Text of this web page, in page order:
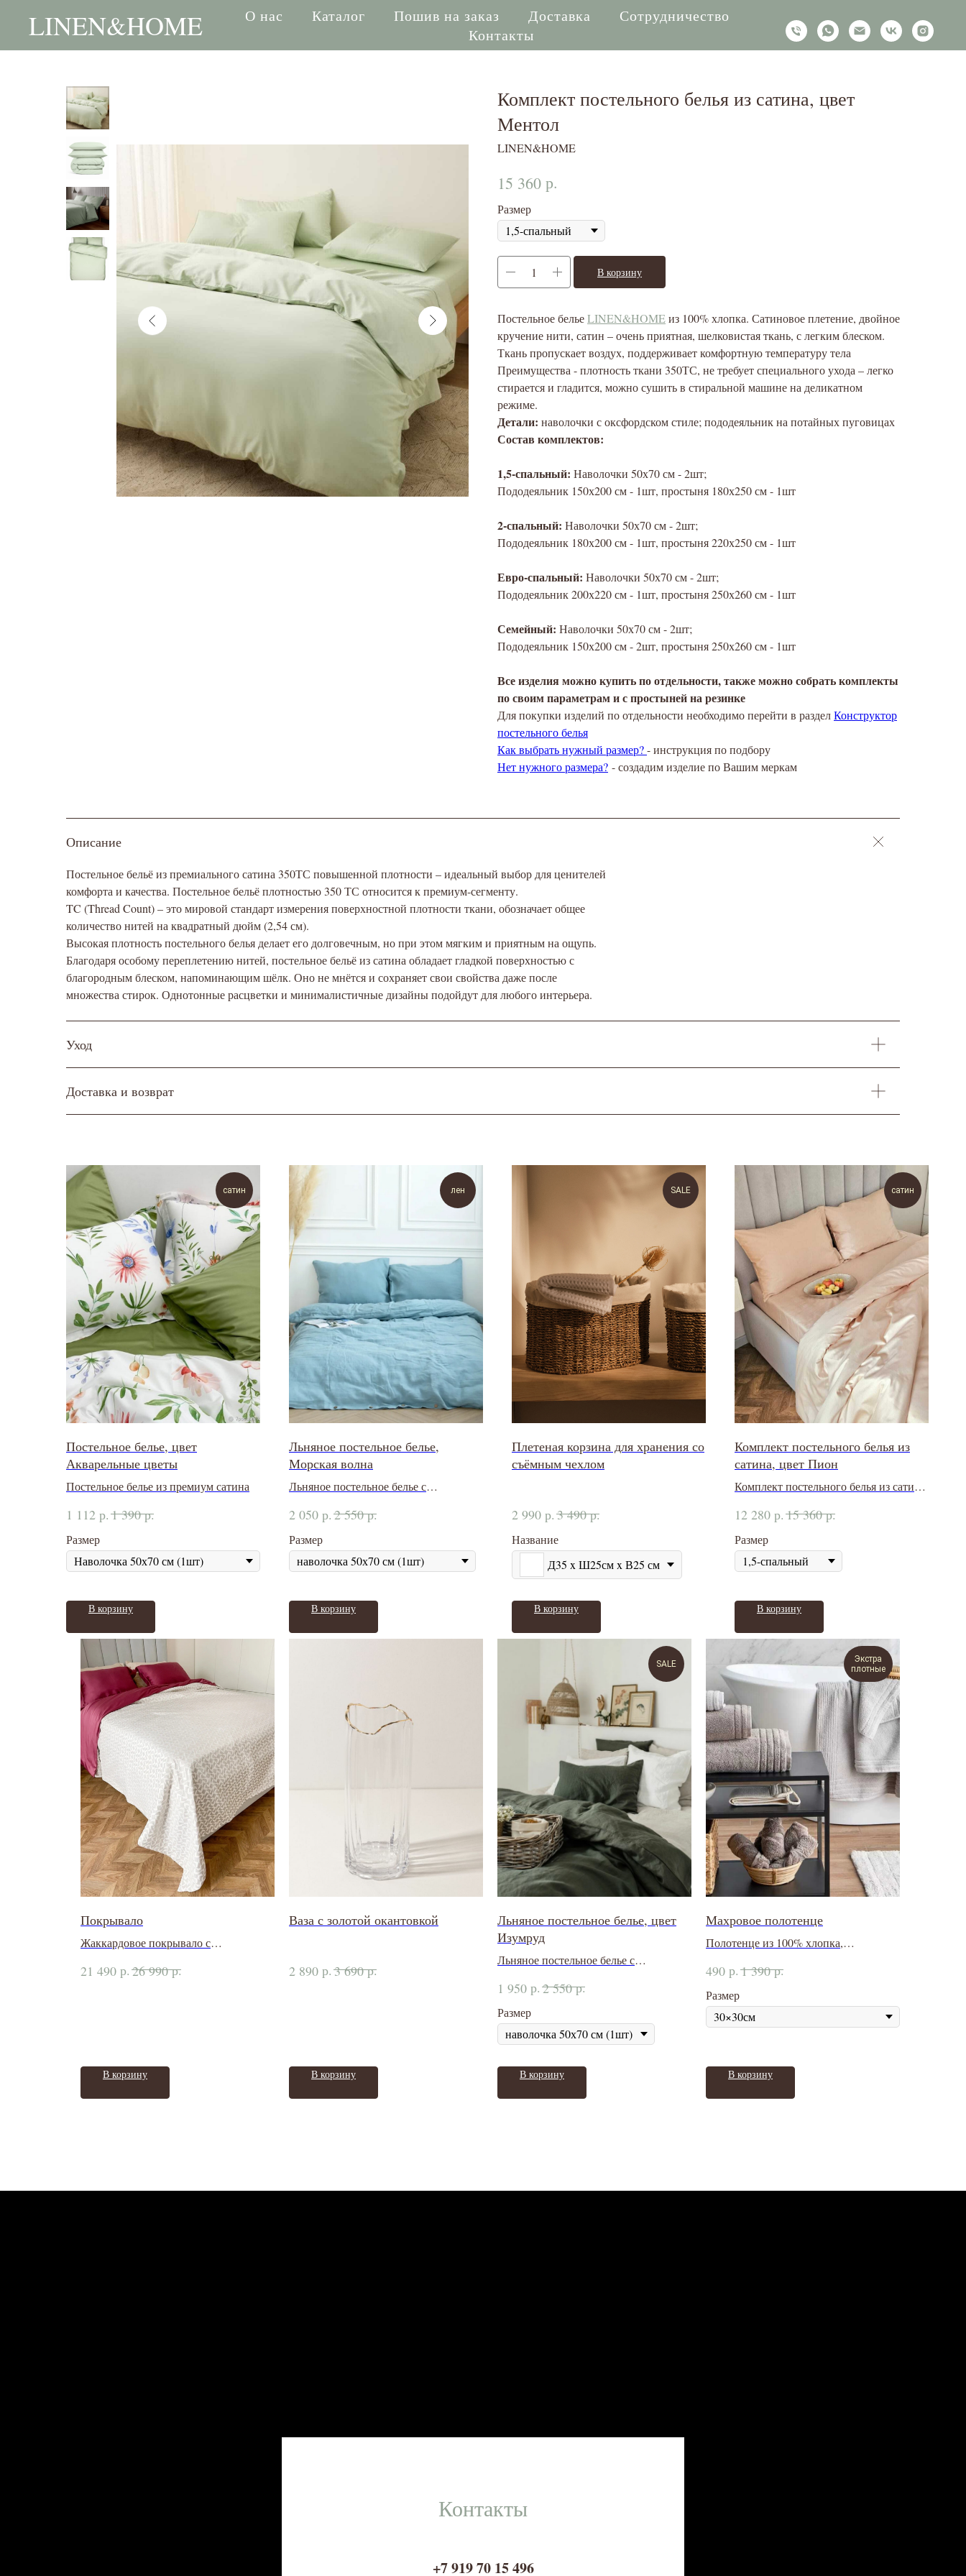
LINEN&HOME О нас Каталог Пошив на заказ Доставка
Сотрудничество
Контакты
Комплект постельного белья из сатина, цвет
Ментол
LINEN&HOME
15 360 р.
Размер
В корзину
Постельное бельеLINEN&HOMEиз 100% хлопка. Сатиновое плетение, двойное
кручение нити, сатин – очень приятная, шелковистая ткань, с легким блеском.
Ткань пропускает воздух, поддерживает комфортную температуру тела
Преимущества - плотность ткани 350ТС, не требует специального ухода – легко
стирается и гладится, можно сушить в стиральной машине на деликатном
режиме.
Детали: наволочки с оксфордском стиле; пододеяльник на потайных пуговицах
Состав комплектов:
1,5-спальный: Наволочки 50х70 см - 2шт;
Пододеяльник 150х200 см - 1шт, простыня 180х250 см - 1шт
2-спальный: Наволочки 50х70 см - 2шт;
Пододеяльник 180х200 см - 1шт, простыня 220х250 см - 1шт
Евро-спальный: Наволочки 50х70 см - 2шт;
Пододеяльник 200х220 см - 1шт, простыня 250х260 см - 1шт
Семейный: Наволочки 50х70 см - 2шт;
Пододеяльник 150х200 см - 2шт, простыня 250х260 см - 1шт
Все изделия можно купить по отдельности, также можно собрать комплекты
по своим параметрам и с простыней на резинке
Для покупки изделий по отдельности необходимо перейти в разделКонструктор
постельного белья
Как выбрать нужный размер?- инструкция по подбору
Нет нужного размера? - создадим изделие по Вашим меркам
Описание
Постельное бельё из премиального сатина 350ТС повышенной плотности – идеальный выбор для ценителей
комфорта и качества. Постельное бельё плотностью 350 ТС относится к премиум-сегменту.
TC (Thread Count) – это мировой стандарт измерения поверхностной плотности ткани, обозначает общее
количество нитей на квадратный дюйм (2,54 см).
Высокая плотность постельного белья делает его долговечным, но при этом мягким и приятным на ощупь.
Благодаря особому переплетению нитей, постельное бельё из сатина обладает гладкой поверхностью с
благородным блеском, напоминающим шёлк. Оно не мнётся и сохраняет свои свойства даже после
множества стирок. Однотонные расцветки и минималистичные дизайны подойдут для любого интерьера.
Уход
Доставка и возврат
сатин
Постельное белье, цвет
Акварельные цветы
Постельное белье из премиум сатина
1 112 р. 1 390 р.
Размер
В корзину
лен
Льняное постельное белье,
Морская волна
Льняное постельное белье с
2 050 р. 2 550 р.
Размер
В корзину
SALE
Плетеная корзина для хранения со
съёмным чехлом
2 990 р. 3 490 р.
Название
Д35 x Ш25см x В25 см
В корзину
сатин
Комплект постельного белья из
сатина, цвет Пион
Комплект постельного белья из сатина
12 280 р. 15 360 р.
Размер
В корзину
Покрывало
Жаккардовое покрывало с
21 490 р. 26 990 р.
В корзину
Ваза с золотой окантовкой
2 890 р. 3 690 р.
В корзину
SALE
Льняное постельное белье, цвет
Изумруд
Льняное постельное белье с
1 950 р. 2 550 р.
Размер
В корзину
Экстра
плотные
Махровое полотенце
Полотенце из 100% хлопка,
490 р. 1 390 р.
Размер
В корзину
Контакты
+7 919 70 15 496